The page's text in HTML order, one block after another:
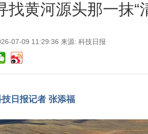
找黄河源头那一抹“
07-09 11:29:36 来源: 科技日报
技日报记者 张添福